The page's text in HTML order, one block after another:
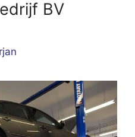
BV